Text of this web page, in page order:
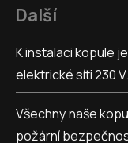
Další
K instalaci kopule
elektrické síti 230 V.
Všechny naše
požární